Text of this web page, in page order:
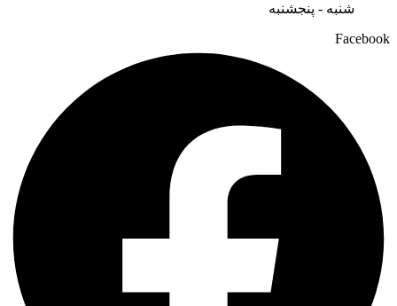
شنبه - پنجشنبه
Facebook